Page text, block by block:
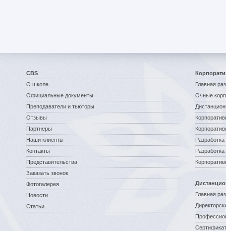
CBS
О школе
Официальные документы
Преподаватели и тьюторы
Отзывы
Партнеры
Наши клиенты
Контакты
Представительства
Заказать звонок
Фотогалерея
Новости
Статьи
Главная
Очные
Главная